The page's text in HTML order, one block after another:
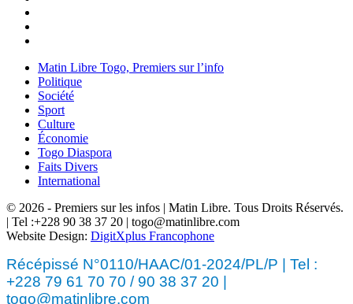
Matin Libre Togo, Premiers sur l’info
Politique
Société
Sport
Culture
Économie
Togo Diaspora
Faits Divers
International
© 2026 - Premiers sur les infos | Matin Libre. Tous Droits Réservés.
| Tel :+228 90 38 37 20 | togo@matinlibre.com
Website Design: DigitXplus Francophone
Récépissé N°0110/HAAC/01-2024/PL/P | Tel :
+228 79 61 70 70 / 90 38 37 20 |
togo@matinlibre.com